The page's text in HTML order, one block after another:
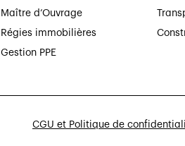
Maître d’Ouvrage
Régies immobilières
Gestion PPE
CGU et Politique de